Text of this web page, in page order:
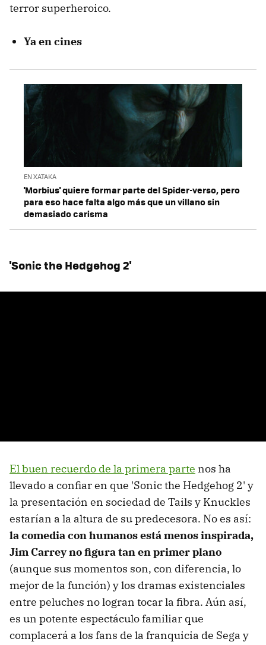
terror superheroico.
Ya en cines
EN XATAKA
'Morbius' quiere formar parte del Spider-verso, pero
para eso hace falta algo más que un villano sin
demasiado carisma
'Sonic the Hedgehog 2'
El buen recuerdo de la primera parte nos ha
llevado a confiar en que 'Sonic the Hedgehog 2' y
la presentación en sociedad de Tails y Knuckles
estarían a la altura de su predecesora. No es así:
la comedia con humanos está menos inspirada,
Jim Carrey no figura tan en primer plano
(aunque sus momentos son, con diferencia, lo
mejor de la función) y los dramas existenciales
entre peluches no logran tocar la fibra. Aún así,
es un potente espectáculo familiar que
complacerá a los fans de la franquicia de Sega y